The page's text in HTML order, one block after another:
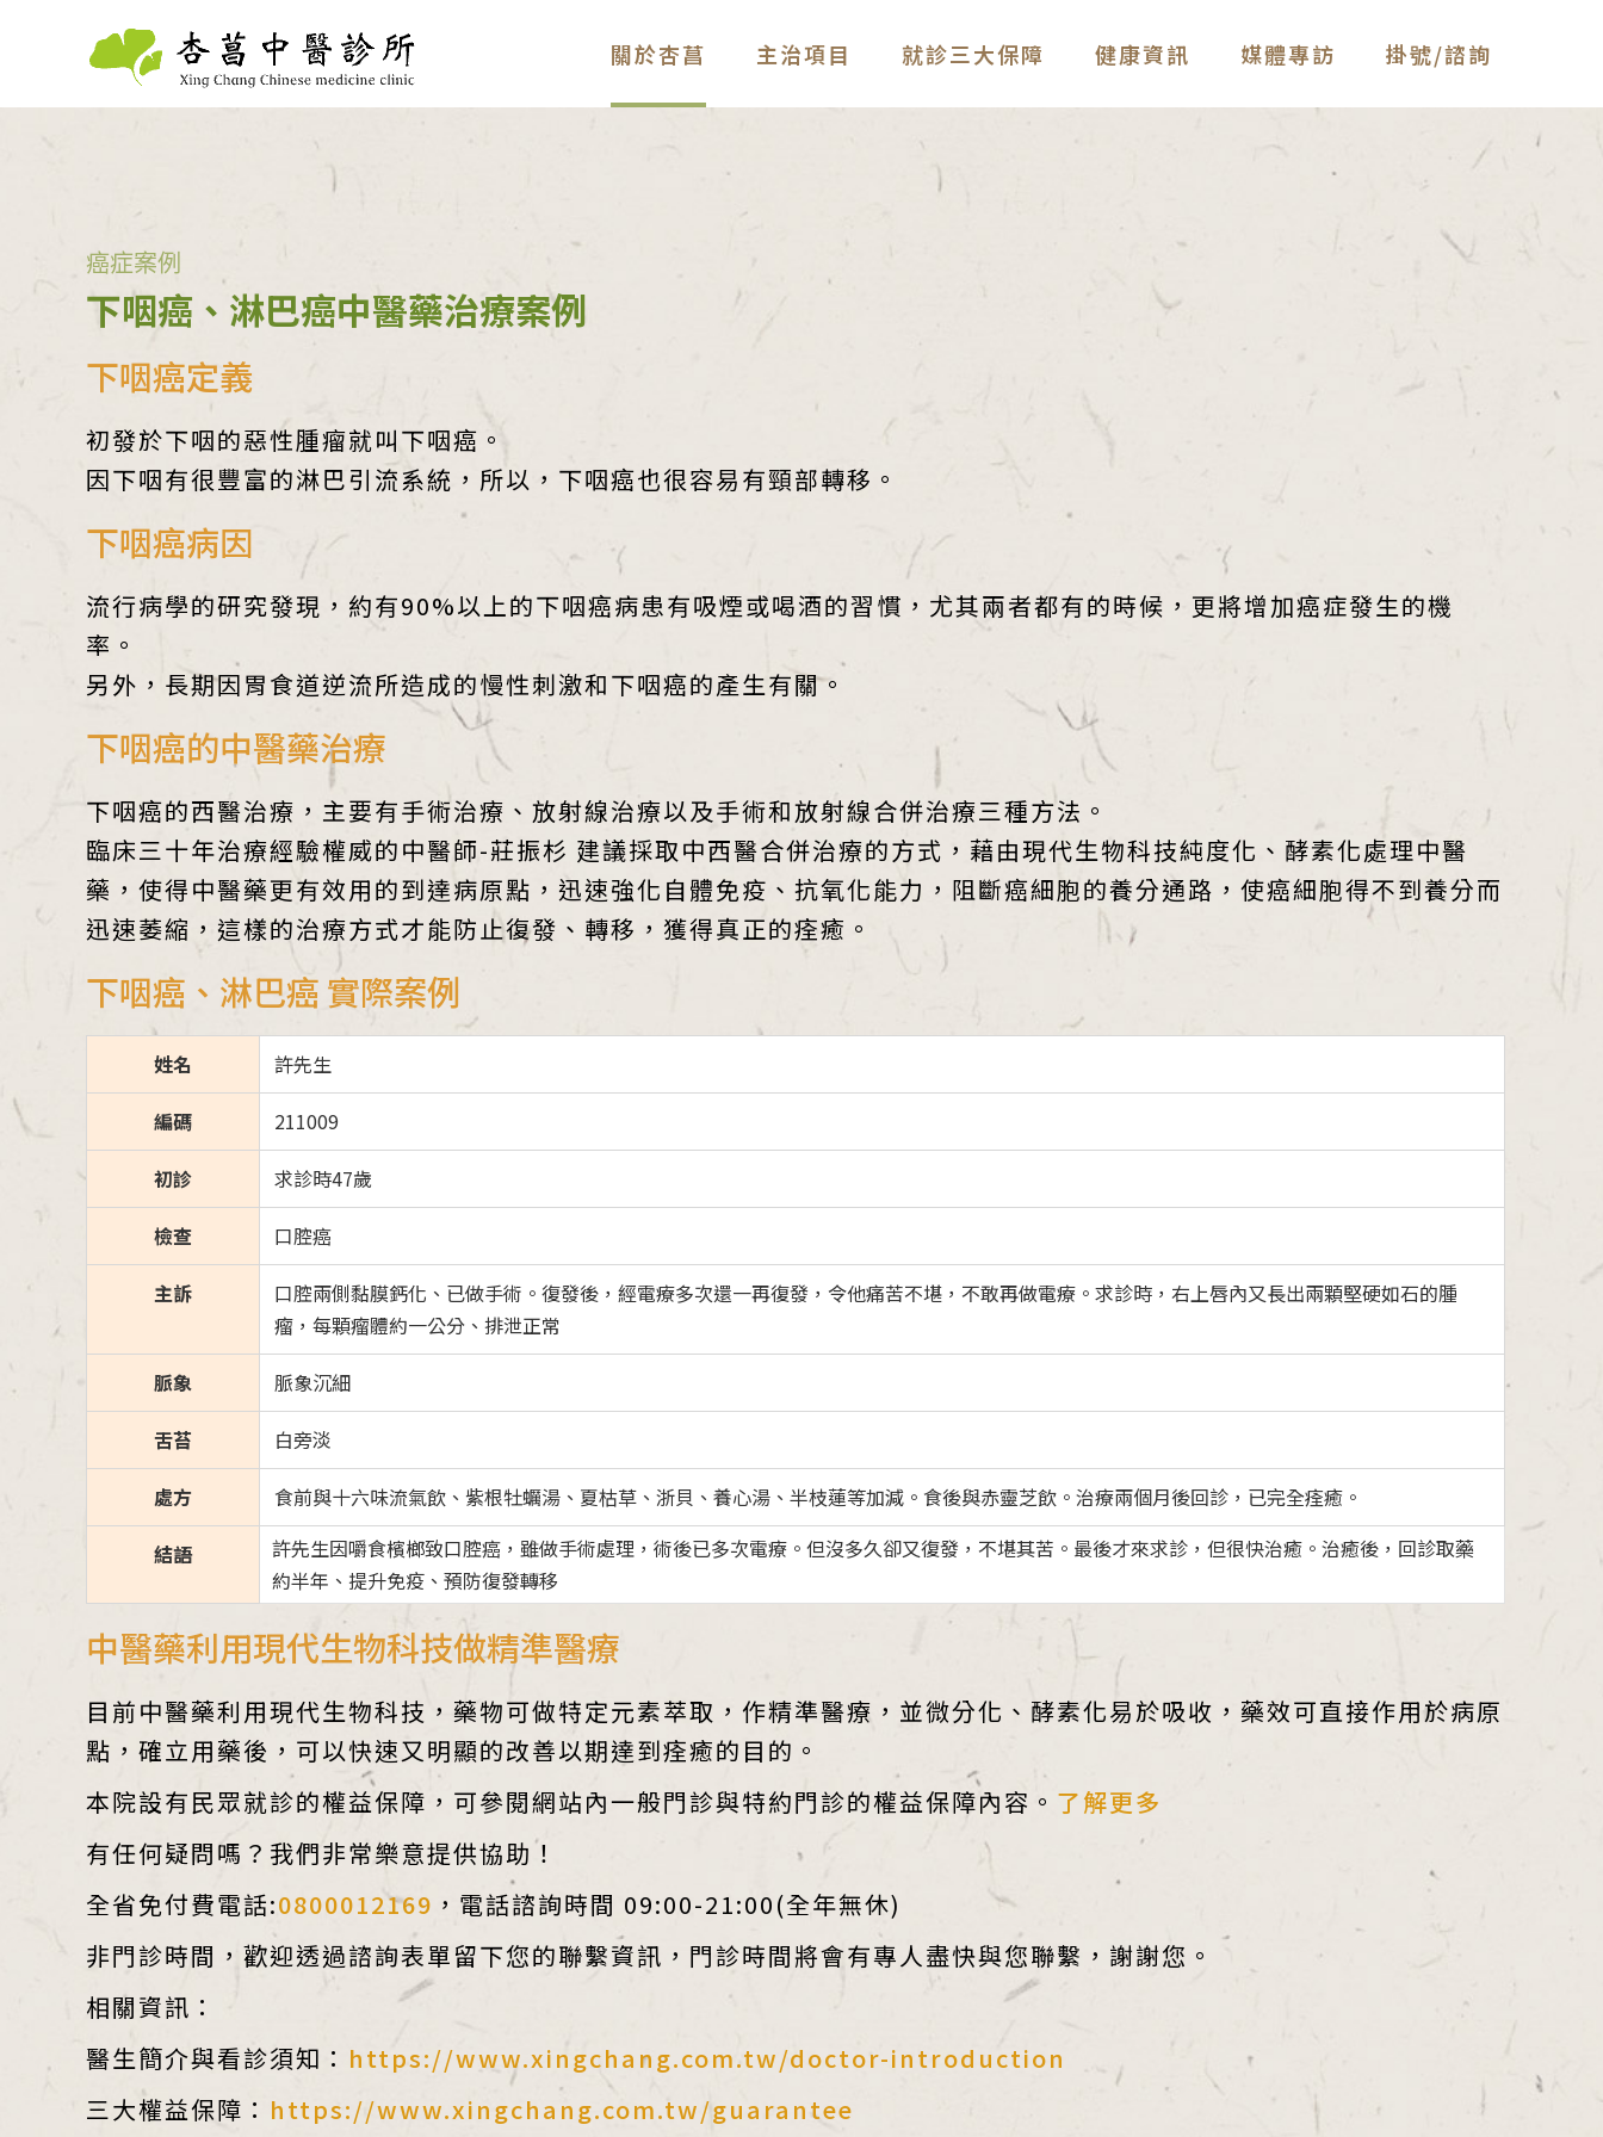
關於杏菖 主治項目 就診三大保障 健康資訊 媒體專訪 掛號/諮詢
癌症案例
下咽癌、淋巴癌中醫藥治療案例
下咽癌定義
初發於下咽的惡性腫瘤就叫下咽癌。
因下咽有很豐富的淋巴引流系統，所以，下咽癌也很容易有頸部轉移。
下咽癌病因
流行病學的研究發現，約有90%以上的下咽癌病患有吸煙或喝酒的習慣，尤其兩者都有的時候，更將增加癌症發生的機
率。
另外，長期因胃食道逆流所造成的慢性刺激和下咽癌的產生有關。
下咽癌的中醫藥治療
下咽癌的西醫治療，主要有手術治療、放射線治療以及手術和放射線合併治療三種方法。
臨床三十年治療經驗權威的中醫師-莊振杉 建議採取中西醫合併治療的方式，藉由現代生物科技純度化、酵素化處理中醫
藥，使得中醫藥更有效用的到達病原點，迅速強化自體免疫、抗氧化能力，阻斷癌細胞的養分通路，使癌細胞得不到養分而
迅速萎縮，這樣的治療方式才能防止復發、轉移，獲得真正的痊癒。
下咽癌、淋巴癌 實際案例
姓名
許先生
編碼
211009
初診
求診時47歲
檢查
口腔癌
主訴
口腔兩側黏膜鈣化、已做手術。復發後，經電療多次還一再復發，令他痛苦不堪，不敢再做電療。求診時，右上唇內又長出兩顆堅硬如石的腫
瘤，每顆瘤體約一公分、排泄正常
脈象
脈象沉細
舌苔
白旁淡
處方
食前與十六味流氣飲、紫根牡蠣湯、夏枯草、浙貝、養心湯、半枝蓮等加減。食後與赤靈芝飲。治療兩個月後回診，已完全痊癒。
結語
許先生因嚼食檳榔致口腔癌，雖做手術處理，術後已多次電療。但沒多久卻又復發，不堪其苦。最後才來求診，但很快治癒。治癒後，回診取藥
約半年、提升免疫、預防復發轉移
中醫藥利用現代生物科技做精準醫療
目前中醫藥利用現代生物科技，藥物可做特定元素萃取，作精準醫療，並微分化、酵素化易於吸收，藥效可直接作用於病原
點，確立用藥後，可以快速又明顯的改善以期達到痊癒的目的。
本院設有民眾就診的權益保障，可參閱網站內一般門診與特約門診的權益保障內容。 了解更多
有任何疑問嗎？我們非常樂意提供協助！
全省免付費電話:0800012169 ，電話諮詢時間 09:00-21:00(全年無休)
非門診時間，歡迎透過諮詢表單留下您的聯繫資訊，門診時間將會有專人盡快與您聯繫，謝謝您。
相關資訊：
醫生簡介與看診須知： https://www.xingchang.com.tw/doctor-introduction
三大權益保障： https://www.xingchang.com.tw/guarantee